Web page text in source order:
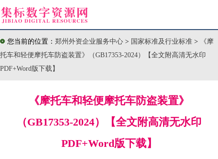
您当前的位置： 郑州外资企业服务中心 > 国家标准及行业标准 >
《摩
托车和轻便摩托车防盗装置》（GB17353-2024）【全文附高清无水印
PDF+Word版下载】
《摩托车和轻便摩托车防盗装置》
（GB17353-2024）【全文附高清无水印
PDF+Word版下载】